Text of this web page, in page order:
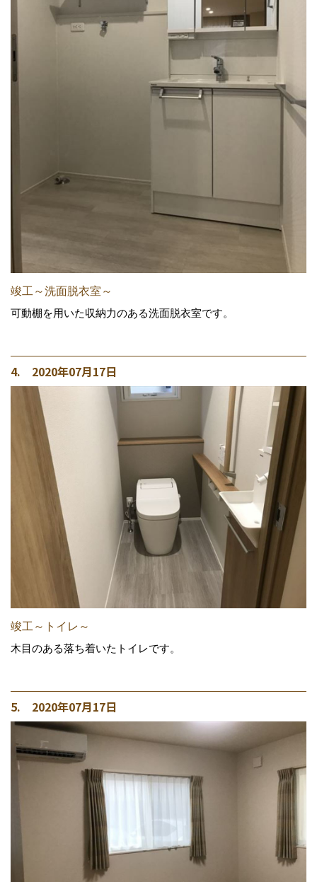
竣工～洗面脱衣室～
可動棚を用いた収納力のある洗面脱衣室です。
4. 2020年07月17日
竣工～トイレ～
木目のある落ち着いたトイレです。
5. 2020年07月17日